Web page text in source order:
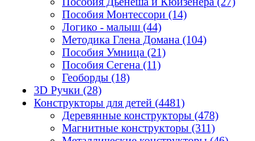
Пособия Монтессори (14)
Логико - малыш (44)
Методика Глена Домана (104)
Пособия Умница (21)
Пособия Сегена (11)
Геоборды (18)
3D Ручки (28)
Конструкторы для детей (4481)
Деревянные конструкторы (478)
Магнитные конструкторы (311)